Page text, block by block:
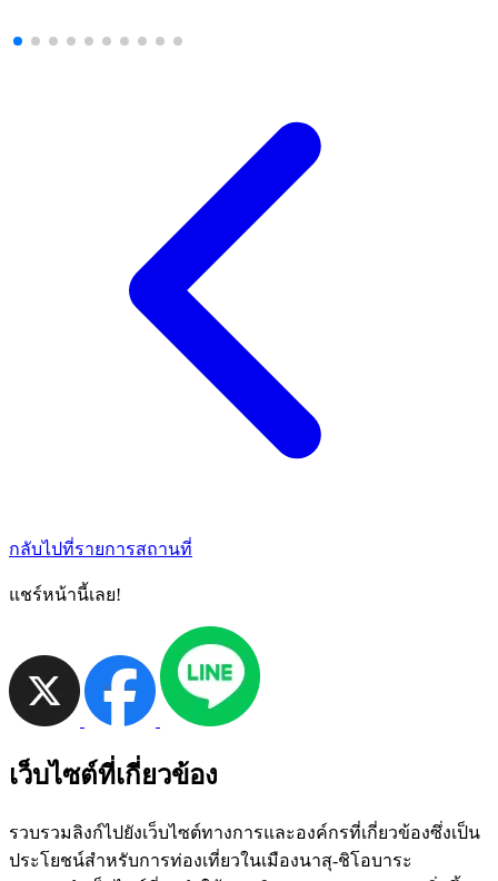
กลับไปที่รายการสถานที่
แชร์หน้านี้เลย!
เว็บไซต์ที่เกี่ยวข้อง
รวบรวมลิงก์ไปยังเว็บไซต์ทางการและองค์กรที่เกี่ยวข้องซึ่งเป็น
ประโยชน์สำหรับการท่องเที่ยวในเมืองนาสุ-ชิโอบาระ